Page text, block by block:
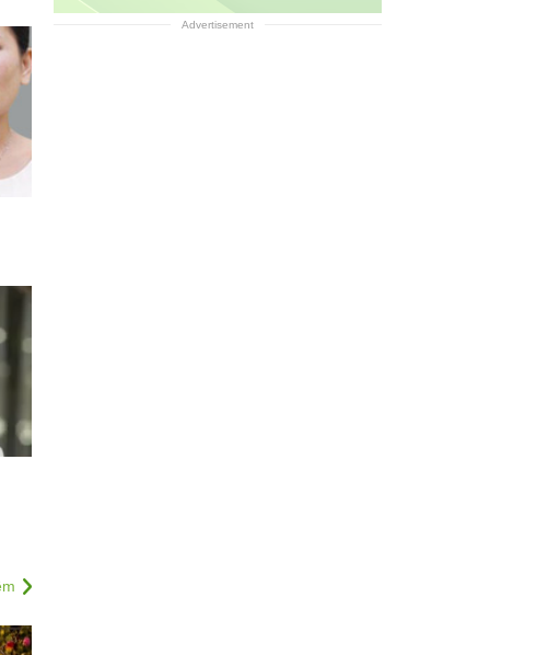
Advertisement